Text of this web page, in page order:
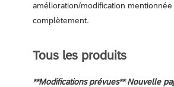
amélioration/modification
complètement.
Tous les produits
**Modifications prévues** Nouvelle